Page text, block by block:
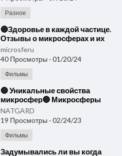
Разное
⁣🔵Здоровье в каждой частице.
Отзывы о микросферах и их
применение. Микросфера
Москва🔵
microsferu
40 Просмотры · 01/20/24
Фильмы
⁣🔵 Уникальные свойства
микросфер🔵 Микросферы
артрейд отзывы. Микросфера
Москва
NATGARD
19 Просмотры · 02/24/23
Фильмы
⁣Задумывались ли вы когда